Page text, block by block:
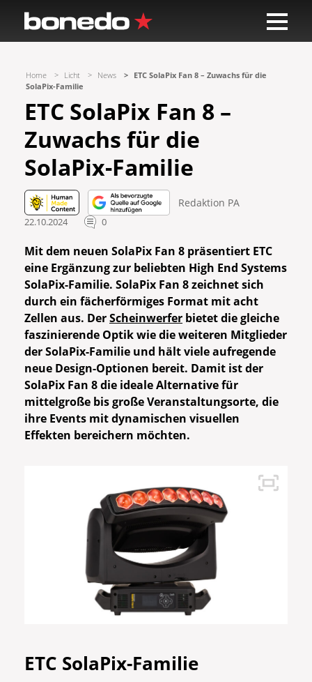
Home Licht News
ETC SolaPix Fan 8 – Zuwachs für die
SolaPix-Familie
ETC SolaPix Fan 8 –
Zuwachs für die
SolaPix-Familie
Redaktion PA
22.10.2024 0
Mit dem neuen SolaPix Fan 8 präsentiert ETC
eine Ergänzung zur beliebten High End Systems
SolaPix-Familie. SolaPix Fan 8 zeichnet sich
durch ein fächerförmiges Format mit acht
Zellen aus. DerScheinwerfer bietet die gleiche
faszinierende Optik wie die weiteren Mitglieder
der SolaPix-Familie und hält viele aufregende
neue Design-Optionen bereit. Damit ist der
SolaPix Fan 8 die ideale Alternative für
mittelgroße bis große Veranstaltungsorte, die
ihre Events mit dynamischen visuellen
Effekten bereichern möchten.
ETC SolaPix-Familie